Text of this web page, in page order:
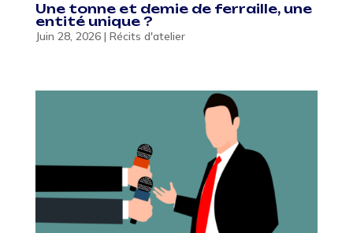
Une tonne et demie de ferraille, une
entité unique ?
Juin 28, 2026| Récits d'atelier